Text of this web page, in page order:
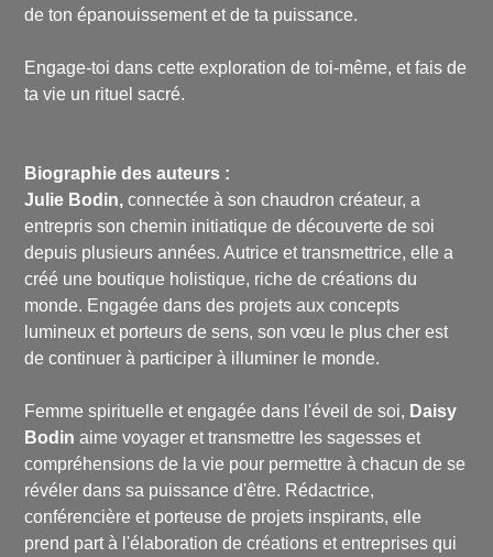
de ton épanouissement et de ta puissance.
Engage-toi dans cette exploration de toi-même, et fais de
ta vie un rituel sacré.
Biographie des auteurs :
Julie Bodin, connectée à son chaudron créateur, a
entrepris son chemin initiatique de découverte de soi
depuis plusieurs années. Autrice et transmettrice, elle a
créé une boutique holistique, riche de créations du
monde. Engagée dans des projets aux concepts
lumineux et porteurs de sens, son vœu le plus cher est
de continuer à participer à illuminer le monde.
Femme spirituelle et engagée dans l'éveil de soi, Daisy
Bodin aime voyager et transmettre les sagesses et
compréhensions de la vie pour permettre à chacun de se
révéler dans sa puissance d'être. Rédactrice,
conférencière et porteuse de projets inspirants, elle
prend part à l'élaboration de créations et entreprises qui